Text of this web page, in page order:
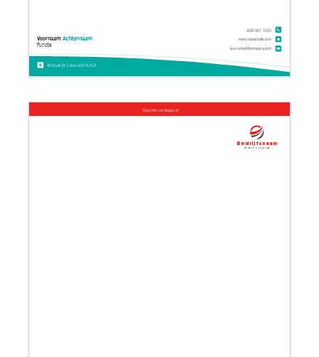
48 South St. Tulare 93274.0 CA
608-967-1020
www.mywebsite.com
your.email@company.com
Functie
VoornaamAchternaam
Voeg hier uw slogan in
Bedrijfsnaam
Bedrijfs tagline